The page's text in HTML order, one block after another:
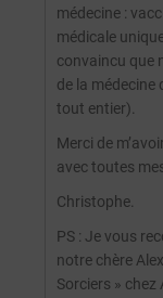
médecine :
médicale
convaincu que
de la médecine
tout entier).
Merci de
avec toutes
Christophe.
PS : Je vous
notre chère
Sorciers » chez